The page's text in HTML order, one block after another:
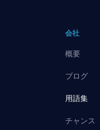
会社
概要
ブログ
用語集
チャンス